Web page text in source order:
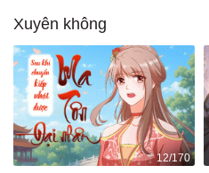
Xuyên không
12/170